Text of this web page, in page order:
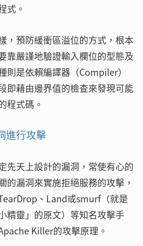
式。
，預防緩衝區溢位的方式，根本
靠嚴謹地驗證輸入欄位的型態及
則是依賴編譯器（Compiler）
即藉由邊界值的檢查來發現可能
程式碼。
進行攻擊
先天上設計的漏洞，常使有心的
的漏洞來實施拒絕服務的攻擊，
、Land或smurf（就是
精靈」的原文）等知名攻擊手
Killer的攻擊原理。